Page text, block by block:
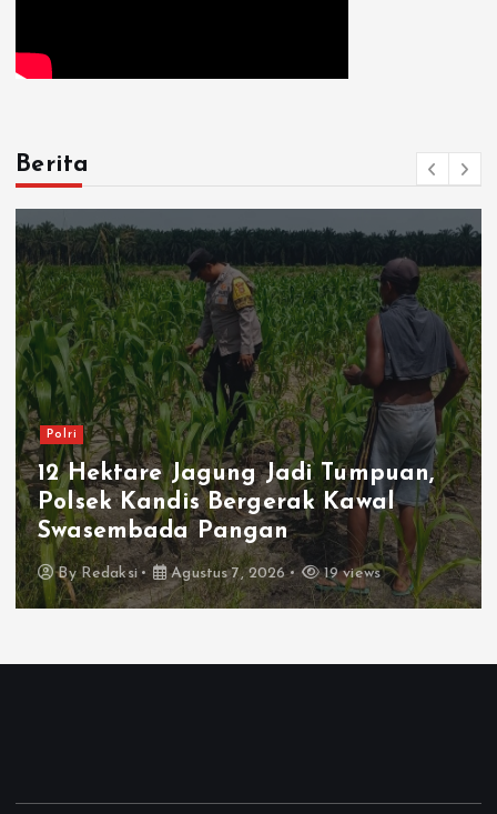
Berita
Polri
12 Hektare Jagung Jadi Tumpuan,
Polsek Kandis Bergerak Kawal
Swasembada Pangan
ByRedaksi Agustus 7, 2026 19 views